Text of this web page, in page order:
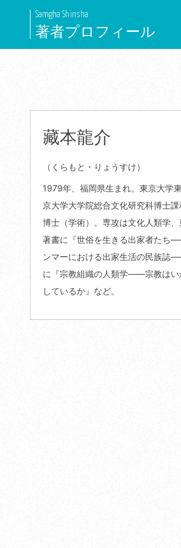
Samgha Shinsha
著者プロフィール
藏本龍介
（くらもと・りょうすけ）
1979年、福岡県生まれ。東京大学
京大学大学院総合文化研究科博士課
博士（学術）。専攻は文化人類学、
著書に『世俗を生きる出家者たち
ンマーにおける出家生活の民族誌
に『宗教組織の人類学——宗教はい
しているか』など。